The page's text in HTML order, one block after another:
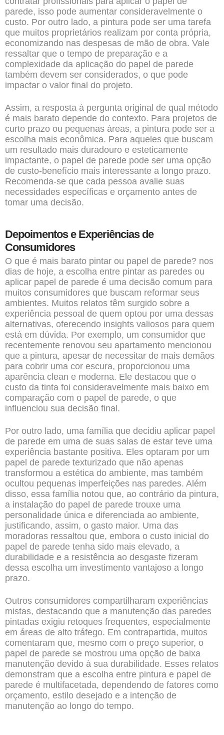
parede, isso pode aumentar consideravelmente o
custo. Por outro lado, a pintura pode ser uma tarefa
que muitos proprietários realizam por conta própria,
economizando nas despesas de mão de obra. Vale
ressaltar que o tempo de preparação e a
complexidade da aplicação do papel de parede
também devem ser considerados, o que pode
impactar o valor final do projeto.
Assim, a resposta à pergunta original de qual método
é mais barato depende do contexto. Para projetos de
curto prazo ou pequenas áreas, a pintura pode ser a
escolha mais econômica. Para aqueles que buscam
um resultado mais duradouro e esteticamente
impactante, o papel de parede pode ser uma opção
de custo-benefício mais interessante a longo prazo.
Recomenda-se que cada pessoa avalie suas
necessidades específicas e orçamento antes de
tomar uma decisão.
Depoimentos e Experiências de
Consumidores
O que é mais barato pintar ou papel de parede? nos
dias de hoje, a escolha entre pintar as paredes ou
aplicar papel de parede é uma decisão comum para
muitos consumidores que buscam reformar seus
ambientes. Muitos relatos têm surgido sobre a
experiência pessoal de quem optou por uma dessas
alternativas, oferecendo insights valiosos para quem
está em dúvida. Por exemplo, um consumidor que
recentemente renovou seu apartamento mencionou
que a pintura, apesar de necessitar de mais demãos
para cobrir uma cor escura, proporcionou uma
aparência clean e moderna. Ele destacou que o
custo da tinta foi consideravelmente mais baixo em
comparação com o papel de parede, o que
influenciou sua decisão final.
Por outro lado, uma família que decidiu aplicar papel
de parede em uma de suas salas de estar teve uma
experiência bastante positiva. Eles optaram por um
papel de parede texturizado que não apenas
transformou a estética do ambiente, mas também
ocultou pequenas imperfeições nas paredes. Além
disso, essa família notou que, ao contrário da pintura,
a instalação do papel de parede trouxe uma
personalidade única e diferenciada ao ambiente,
justificando, assim, o gasto maior. Uma das
moradoras ressaltou que, embora o custo inicial do
papel de parede tenha sido mais elevado, a
durabilidade e a resistência ao desgaste fizeram
dessa escolha um investimento vantajoso a longo
prazo.
Outros consumidores compartilharam experiências
mistas, destacando que a manutenção das paredes
pintadas exigiu retoques frequentes, especialmente
em áreas de alto tráfego. Em contrapartida, muitos
comentaram que, mesmo com o preço superior, o
papel de parede se mostrou uma opção de baixa
manutenção devido à sua durabilidade. Esses relatos
demonstram que a escolha entre pintura e papel de
parede é multifacetada, dependendo de fatores como
orçamento, estilo desejado e a intenção de
manutenção ao longo do tempo.